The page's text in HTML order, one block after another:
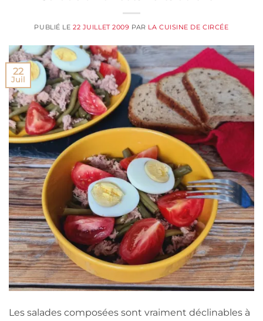
PUBLIÉ LE22 JUILLET 2009 PAR LA CUISINE DE CIRCÉE
22
Juil
Les salades composées sont vraiment déclinables à